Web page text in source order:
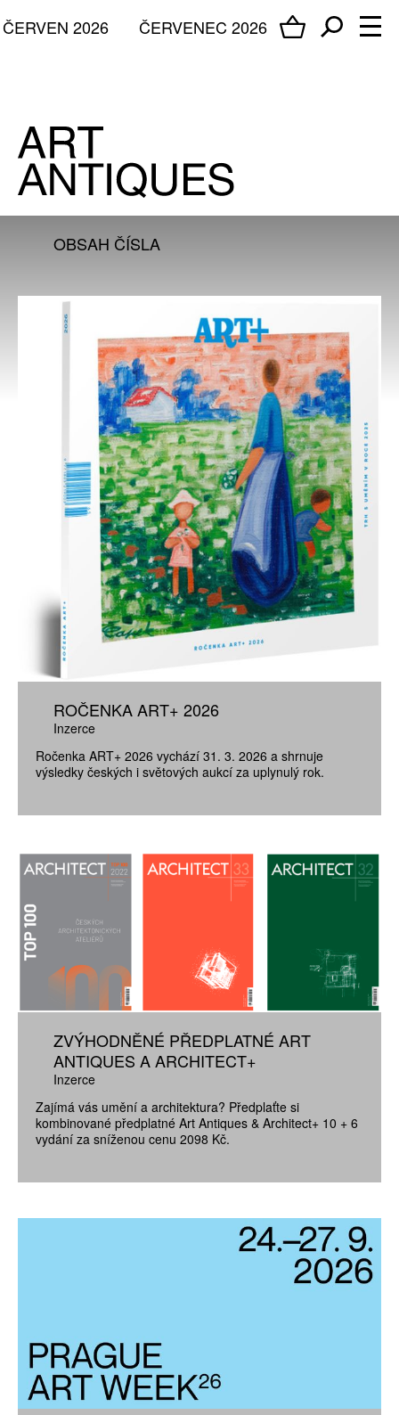
ČERVENEC 2026
ČERVEN 2026
OBSAH ČÍSLA
ROČENKA ART+ 2026
Inzerce
Ročenka ART+ 2026 vychází 31. 3. 2026 a shrnuje
výsledky českých i světových aukcí za uplynulý rok.
ZVÝHODNĚNÉ PŘEDPLATNÉ ART
ANTIQUES A ARCHITECT+
Inzerce
Zajímá vás umění a architektura? Předplaťte si
kombinované předplatné Art Antiques & Architect+ 10 + 6
vydání za sníženou cenu 2098 Kč.